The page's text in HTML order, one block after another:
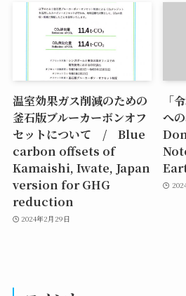
温室効果ガス削減のための
釜石版ブルーカーボンオフ
セットについて / Blue
carbon offsets of
Kamaishi, Iwate, Japan
version for GHG
reduction
2024年2月29日
「
へ